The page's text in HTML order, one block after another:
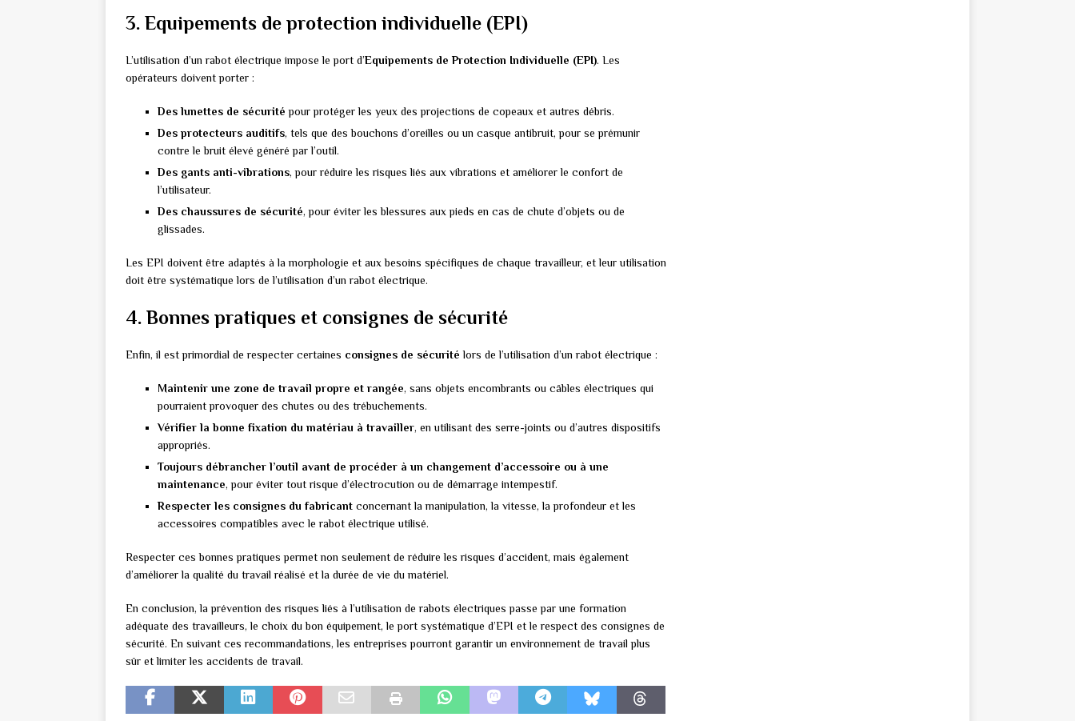
3. Equipements de protection individuelle (EPI)
L’utilisation d’un rabot électrique impose le port d’Equipements de Protection Individuelle (EPI). Les
opérateurs doivent porter :
Des lunettes de sécurité pour protéger les yeux des projections de copeaux et autres débris.
Des protecteurs auditifs, tels que des bouchons d’oreilles ou un casque antibruit, pour se prémunir
contre le bruit élevé généré par l’outil.
Des gants anti-vibrations, pour réduire les risques liés aux vibrations et améliorer le confort de
l’utilisateur.
Des chaussures de sécurité, pour éviter les blessures aux pieds en cas de chute d’objets ou de
glissades.
Les EPI doivent être adaptés à la morphologie et aux besoins spécifiques de chaque travailleur, et leur utilisation
doit être systématique lors de l’utilisation d’un rabot électrique.
4. Bonnes pratiques et consignes de sécurité
Enfin, il est primordial de respecter certaines consignes de sécurité lors de l’utilisation d’un rabot électrique :
Maintenir une zone de travail propre et rangée, sans objets encombrants ou câbles électriques qui
pourraient provoquer des chutes ou des trébuchements.
Vérifier la bonne fixation du matériau à travailler, en utilisant des serre-joints ou d’autres dispositifs
appropriés.
Toujours débrancher l’outil avant de procéder à un changement d’accessoire ou à une
maintenance, pour éviter tout risque d’électrocution ou de démarrage intempestif.
Respecter les consignes du fabricant concernant la manipulation, la vitesse, la profondeur et les
accessoires compatibles avec le rabot électrique utilisé.
Respecter ces bonnes pratiques permet non seulement de réduire les risques d’accident, mais également
d’améliorer la qualité du travail réalisé et la durée de vie du matériel.
En conclusion, la prévention des risques liés à l’utilisation de rabots électriques passe par une formation
adéquate des travailleurs, le choix du bon équipement, le port systématique d’EPI et le respect des consignes de
sécurité. En suivant ces recommandations, les entreprises pourront garantir un environnement de travail plus
sûr et limiter les accidents de travail.